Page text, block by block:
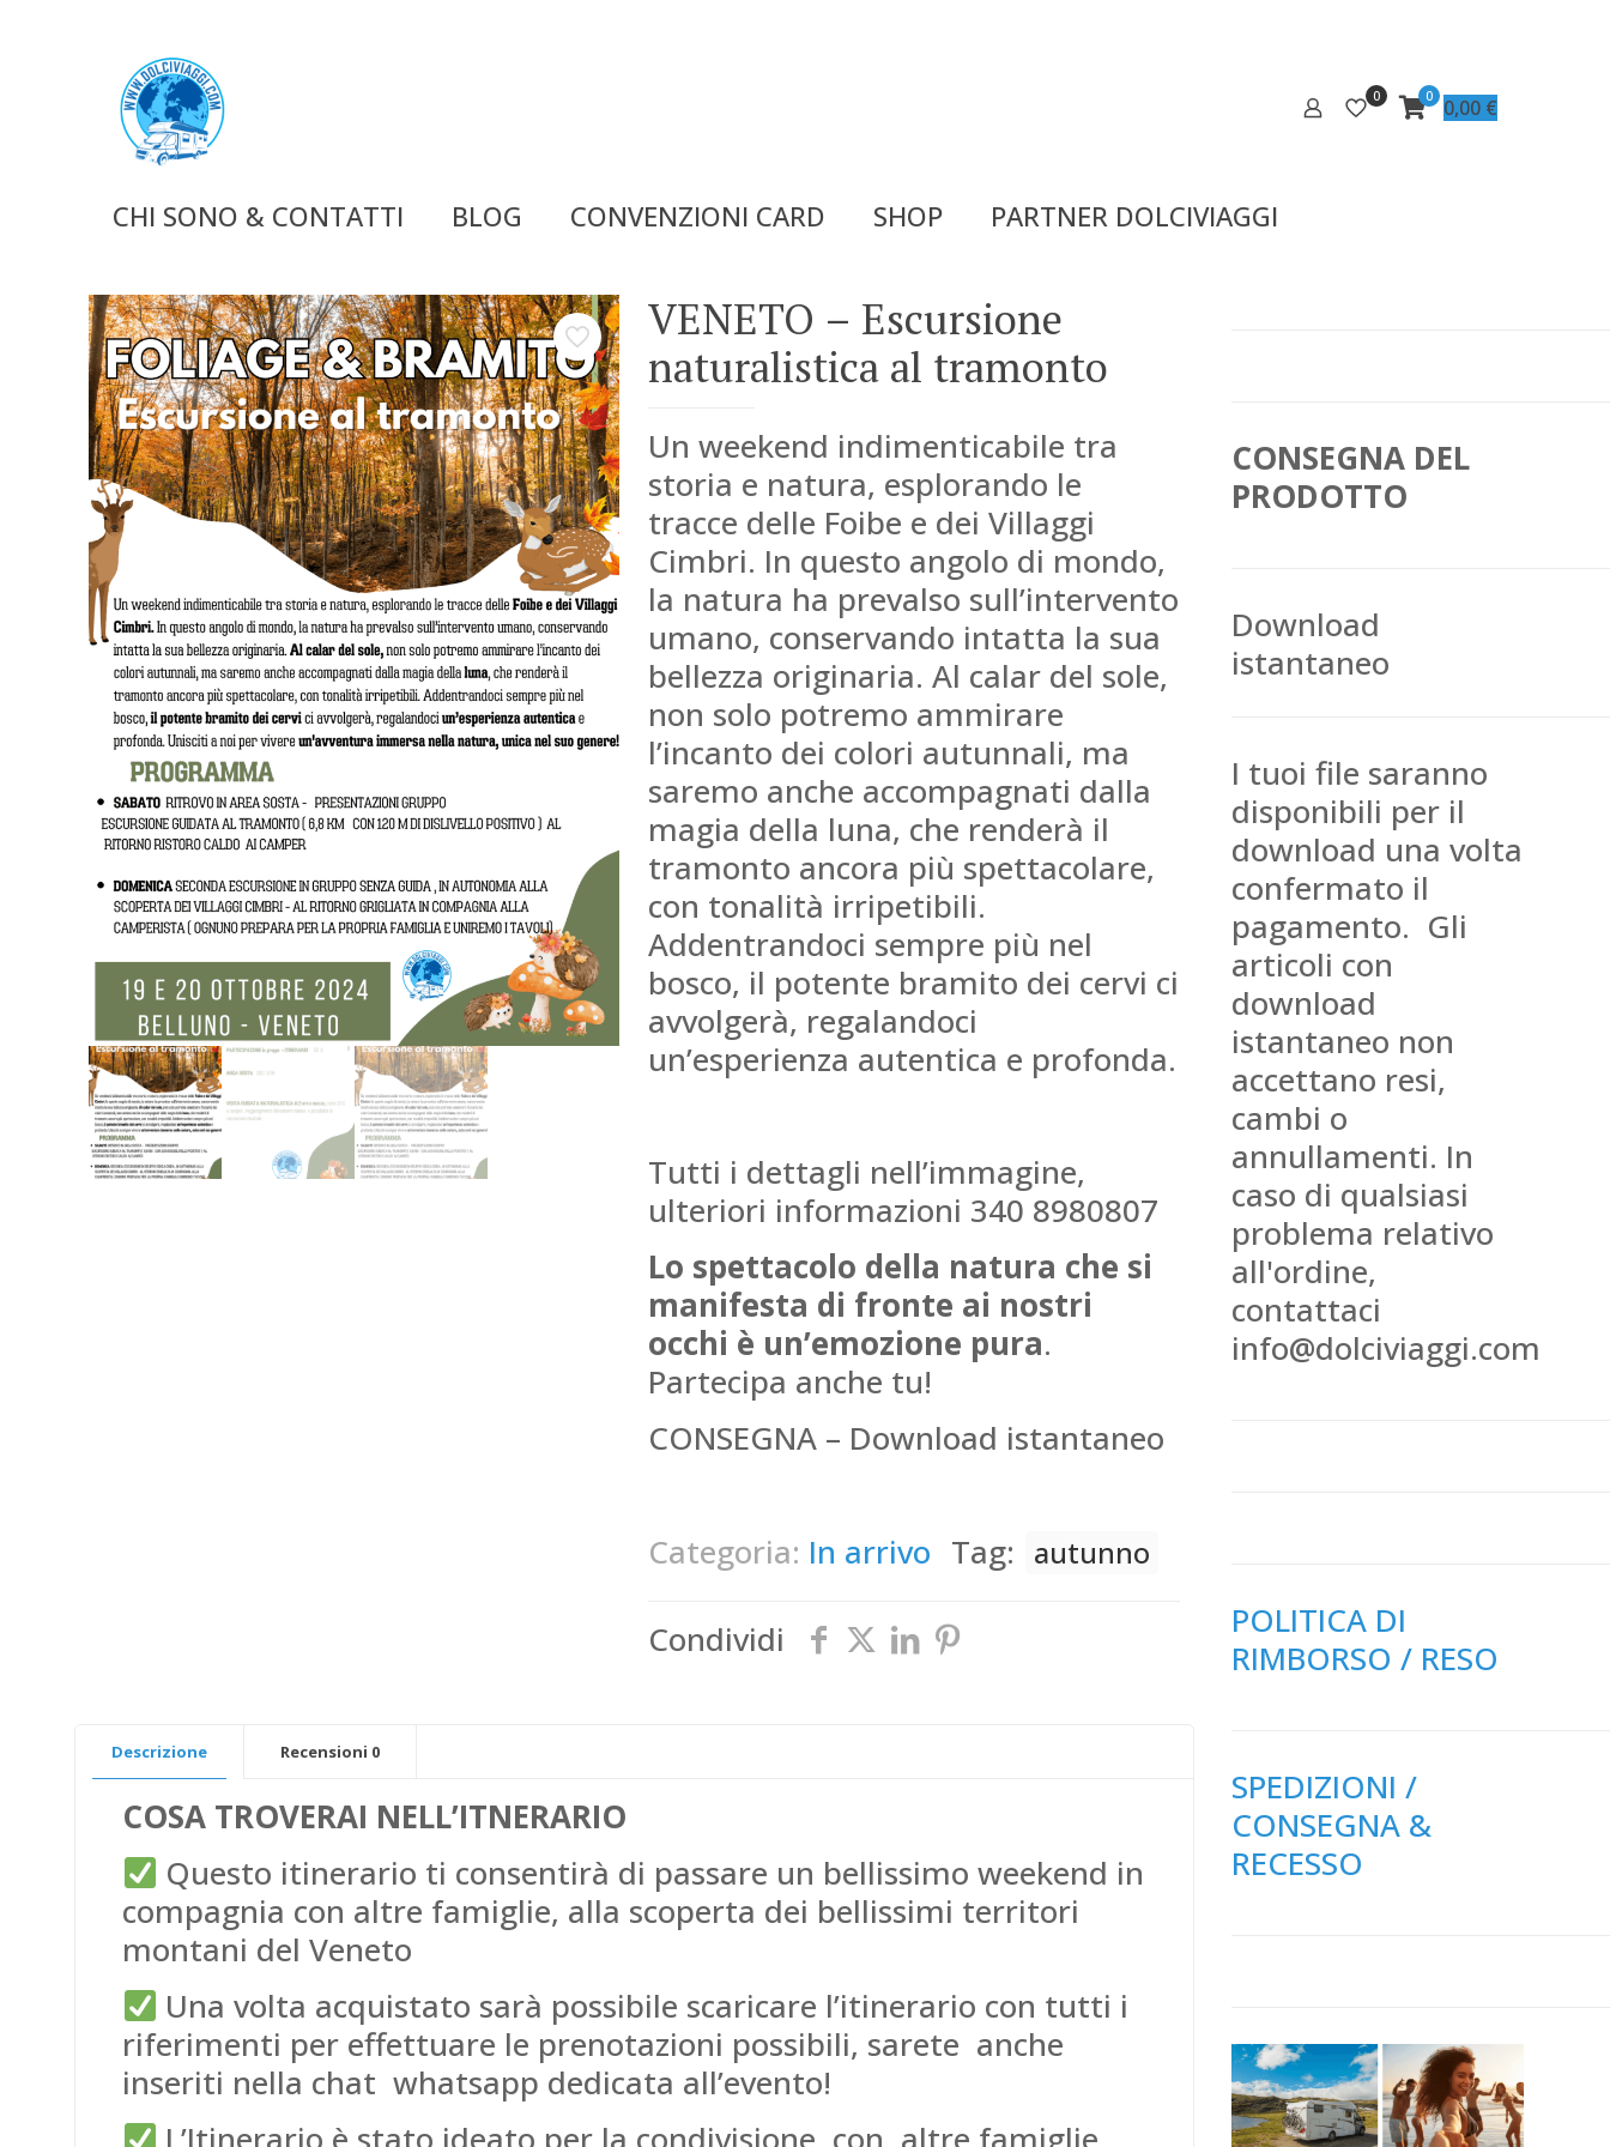
0 0 0,00 €
CHI SONO & CONTATTI BLOG CONVENZIONI CARD SHOP PARTNER DOLCIVIAGGI
VENETO – Escursione
naturalistica al tramonto
Un weekend indimenticabile tra
storia e natura, esplorando le
tracce delle Foibe e dei Villaggi
Cimbri. In questo angolo di mondo,
la natura ha prevalso sull’intervento
umano, conservando intatta la sua
bellezza originaria. Al calar del sole,
non solo potremo ammirare
l’incanto dei colori autunnali, ma
saremo anche accompagnati dalla
magia della luna, che renderà il
tramonto ancora più spettacolare,
con tonalità irripetibili.
Addentrandoci sempre più nel
bosco, il potente bramito dei cervi ci
avvolgerà, regalandoci
un’esperienza autentica e profonda.
Tutti i dettagli nell’immagine,
ulteriori informazioni 340 8980807
Lo spettacolo della natura che si
manifesta di fronte ai nostri
occhi è un’emozione pura.
Partecipa anche tu!
CONSEGNA – Download istantaneo
Categoria: In arrivo Tag: autunno
Condividi
Descrizione Recensioni 0
COSA TROVERAI NELL’ITNERARIO
Questo itinerario ti consentirà di passare un bellissimo weekend in
compagnia con altre famiglie, alla scoperta dei bellissimi territori
montani del Veneto
Una volta acquistato sarà possibile scaricare l’itinerario con tutti i
riferimenti per effettuare le prenotazioni possibili, sarete anche
inseriti nella chat whatsapp dedicata all’evento!
CONSEGNA DEL
PRODOTTO
Download
istantaneo
I tuoi file saranno
disponibili per il
download una volta
confermato il
pagamento. Gli
articoli con
download
istantaneo non
accettano resi,
cambi o
annullamenti. In
caso di qualsiasi
problema relativo
all'ordine,
contattaci
info@dolciviaggi.com
POLITICA DI
RIMBORSO / RESO
SPEDIZIONI /
CONSEGNA &
RECESSO